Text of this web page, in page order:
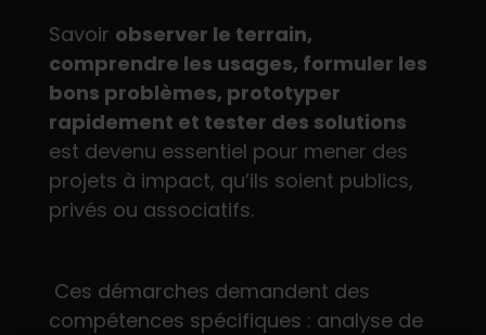
Savoir observer le terrain,
comprendre les usages, formuler les
bons problèmes, prototyper
rapidement et tester des solutions
est devenu essentiel pour mener des
projets à impact, qu’ils soient publics,
privés ou associatifs.
Ces démarches demandent des
compétences spécifiques : analyse de